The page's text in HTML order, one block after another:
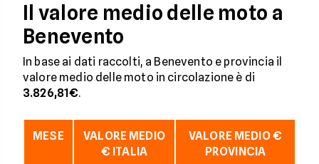
Il valore medio delle moto a
Benevento
In base ai dati raccolti, a Benevento e provincia il
valore medio delle moto in circolazione è di
3.826,81€.
MESE
VALORE MEDIO
€ ITALIA
VALORE MEDIO €
PROVINCIA